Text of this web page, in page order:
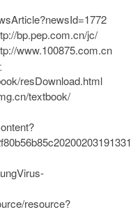
bp.pep.com.cn/jc/
www.100875.com.cn
resDownload.html
textbook/
resource?